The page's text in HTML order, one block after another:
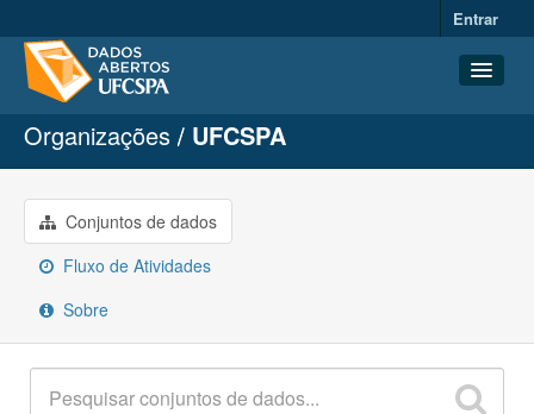
Entrar
Conjuntos de dados
Organizações
Grupos
Sobre
Organizações UFCSPA
Conjuntos de dados
Fluxo de Atividades
Sobre